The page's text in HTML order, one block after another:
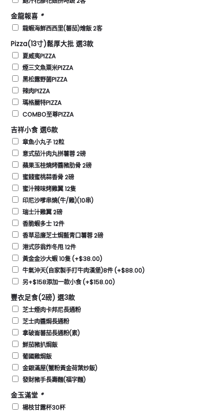
金龍報喜 *
龍蝦海鮮西西里(蕃茄)燴飯 2客
Pizza(13寸)鬆厚大批 選3款
夏威夷PIZZA
煙三文魚粟米PIZZA
黑松露野菌PIZZA
辣肉PIZZA
瑪格麗特PIZZA
COMBO至尊PIZZA
吉祥小食 選6款
章魚小丸子 12粒
意式茄汁肉丸拼薯蓉 2磅
蘋果玉桂燒烤醬豬肋骨 2磅
蜜餞蜜桃蒜香骨 2磅
蜜汁辣味烤雞翼 12隻
印尼沙嗲串燒(牛/雞)(10串)
瑞士汁雞翼 2磅
香脆蝦多士 12件
香草忌廉芝士焗藍青口薯蓉 2磅
港式莎翁炸冬甩 12件
黃金金沙大蝦 10隻(+$38.00)
牛氣沖天(自家製手打牛肉漢堡)8件(+$88.00)
另+$158添加一款小食(+$158.00)
豐衣足食(2磅) 選3款
芝士煙肉卡邦尼長通粉
芝士肉醬焗長通粉
拿破崙蕃茄長通粉(素)
鮮茄豬扒焗飯
葡國雞焗飯
金銀滿屋(蟹粉黃金荷葉炒飯)
發財豬手長壽麵(福字麵)
金玉滿堂 *
楊枝甘露杯30杯